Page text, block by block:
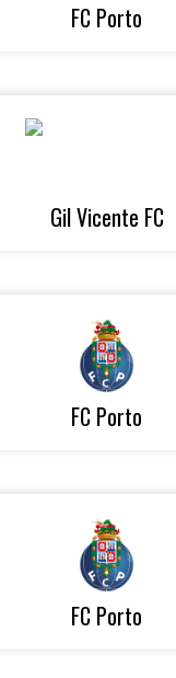
FC Porto
Gil Vicente FC
FC Porto
FC Porto